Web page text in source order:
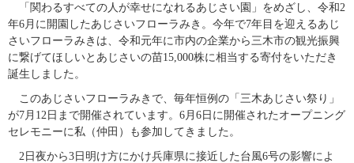
​　「関わるすべての人が幸せになれるあじさい園」をめざし、令和2
年6月に開園したあじさいフローラみき。今年で7年目を迎えるあじ
さいフローラみきは、令和元年に市内の企業から三木市の観光振興
に繋げてほしいとあじさいの苗15,000株に相当する寄付をいただき
誕生しました。
このあじさいフローラみきで、毎年恒例の「三木あじさい祭り」
が7月12日まで開催されています。6月6日に開催されたオープニング
セレモニーに私（仲田）も参加してきました。
2日夜から3日明け方にかけ兵庫県に接近した台風6号の影響によ